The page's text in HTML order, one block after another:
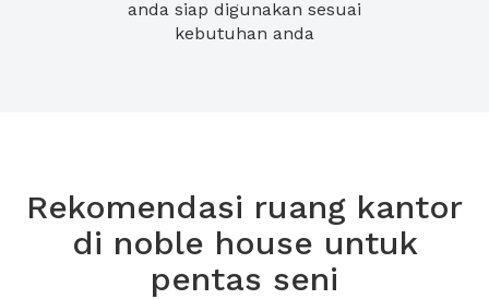
anda siap digunakan sesuai
kebutuhan anda
Rekomendasi ruang kantor
di noble house untuk
pentas seni